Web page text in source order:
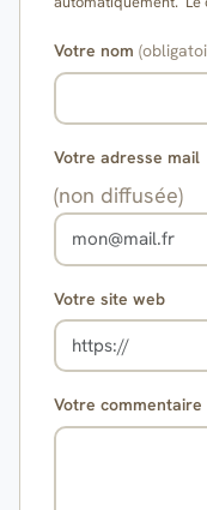
Votre nom
Votre adresse mail
(non diffusée)
Votre site web
Votre commentaire